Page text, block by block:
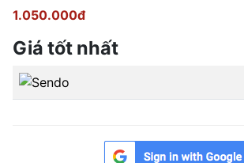
1.050.000đ
Giá tốt nhất